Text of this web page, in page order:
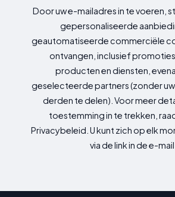
Door uw e-mailadres in te voeren,
gepersonaliseerde
geautomatiseerde commerciële
ontvangen, inclusief
producten en diensten,
geselecteerde partners (zonder
derden te delen). Voor meer
toestemming in te trekken,
Privacybeleid. U kunt zich op elk
via de link in de e-mail.